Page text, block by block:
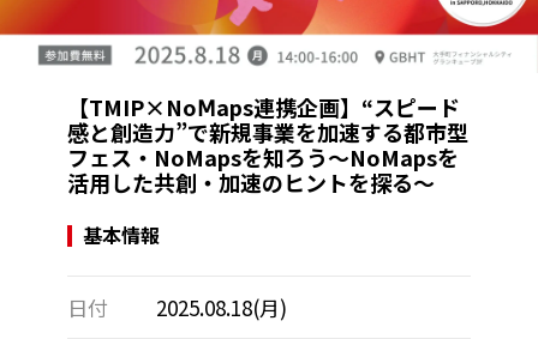
【TMIP×NoⅯaps連携企画】“スピード
感と創造力”で新規事業を加速する都市型
フェス・NoMapsを知ろう～NoMapsを
活用した共創・加速のヒントを探る～
基本情報
日付 2025.08.18(月)